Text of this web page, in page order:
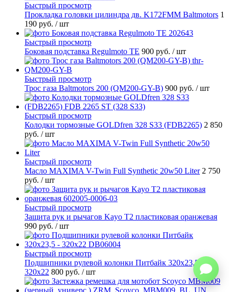
Быстрый просмотр
Прокладка головки цилиндра дв. K172FMM Baltmotors 1
190 руб. / шт
Быстрый просмотр
Боковая подставка Regulmoto TE 900 руб. / шт
Быстрый просмотр
Трос газа Baltmotors 200 (QM200-GY-B) 900 руб. / шт
Быстрый просмотр
Колодки тормозные GOLDfren 328 S33 (FDB2265) 2 850
руб. / шт
Быстрый просмотр
Масло MAXIMA V-Twin Full Synthetic 20w50 Liter 2 750
руб. / шт
Быстрый просмотр
Защита рук и рычагов Kayo T2 пластиковая оранжевая
990 руб. / шт
Быстрый просмотр
Подшипники рулевой колонки Питбайк 320x23,5 -
320x22 800 руб. / шт